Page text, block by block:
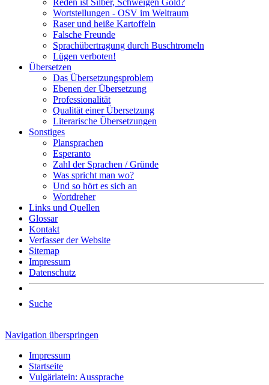
Reden ist Silber, Schweigen Gold?
Wortstellungen - OSV im Weltraum
Raser und heiße Kartoffeln
Falsche Freunde
Sprachübertragung durch Buschtromeln
Lügen verboten!
Übersetzen
Das Übersetzungsproblem
Ebenen der Übersetzung
Professionalität
Qualität einer Übersetzung
Literarische Übersetzungen
Sonstiges
Plansprachen
Esperanto
Zahl der Sprachen / Gründe
Was spricht man wo?
Und so hört es sich an
Wortdreher
Links und Quellen
Glossar
Kontakt
Verfasser der Website
Sitemap
Impressum
Datenschutz
Suche
Navigation überspringen
Impressum
Startseite
Vulgärlatein: Aussprache